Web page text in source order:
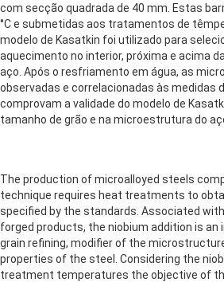
com secção quadrada de 40 mm. Estas
°C e submetidas aos tratamentos de
modelo de Kasatkin foi utilizado para
aquecimento no interior, próxima e acima
aço. Após o resfriamento em água, as
observadas e correlacionadas às medidas
comprovam a validade do modelo de
tamanho de grão e na microestrutura do
The production of microalloyed steels
technique requires heat treatments to
specified by the standards. Associated
forged products, the niobium addition is
grain refining, modifier of the
properties of the steel. Considering the
treatment temperatures the objective of